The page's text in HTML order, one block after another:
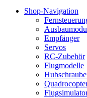
Shop-Navigation
Empfänger
Servos
RC-Zubehör
Flugmodelle